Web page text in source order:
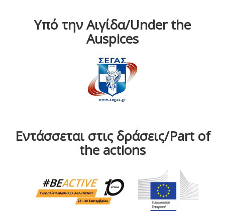
Υπό την Αιγίδα/Under the
Auspices
Εντάσσεται στις δράσεις/Part of
the actions